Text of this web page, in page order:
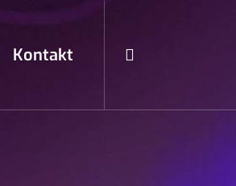
Kontakt